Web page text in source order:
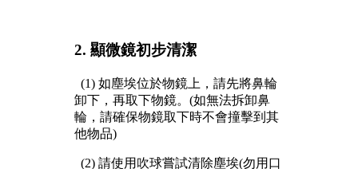
2. 顯微鏡初步清潔
(1) 如塵埃位於物鏡上，請先將鼻輪
卸下，再取下物鏡。(如無法拆卸鼻
輪，請確保物鏡取下時不會撞擊到其
他物品)
(2) 請使用吹球嘗試清除塵埃(勿用口